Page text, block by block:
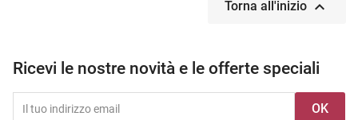
Torna all'inizio 
Ricevi le nostre novità e le offerte speciali